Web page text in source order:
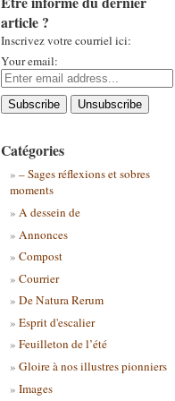
article ?
Inscrivez votre courriel ici:
Your email:
Catégories
– Sages réflexions et sobres
moments
A dessein de
Annonces
Compost
Courrier
De Natura Rerum
Esprit d'escalier
Feuilleton de l’été
Gloire à nos illustres pionniers
Images